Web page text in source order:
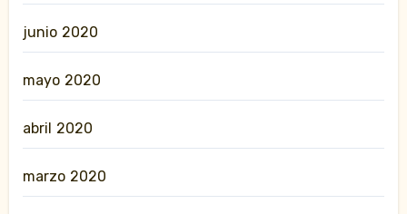
junio 2020
mayo 2020
abril 2020
marzo 2020